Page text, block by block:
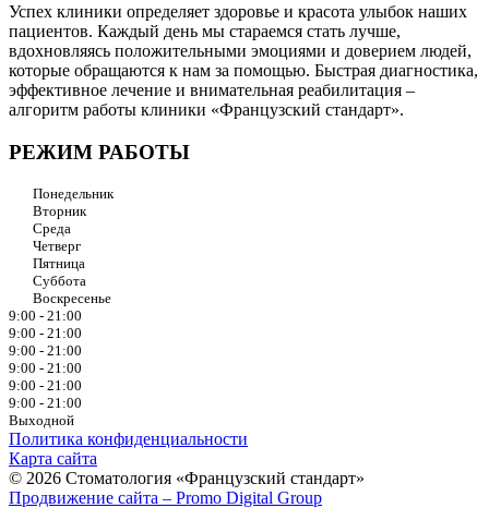
Успех клиники определяет здоровье и красота улыбок наших
пациентов. Каждый день мы стараемся стать лучше,
вдохновляясь положительными эмоциями и доверием людей,
которые обращаются к нам за помощью. Быстрая диагностика,
эффективное лечение и внимательная реабилитация –
алгоритм работы клиники «Французский стандарт».
РЕЖИМ РАБОТЫ
Понедельник
Вторник
Среда
Четверг
Пятница
Суббота
Воскресенье
9:00 - 21:00
9:00 - 21:00
9:00 - 21:00
9:00 - 21:00
9:00 - 21:00
9:00 - 21:00
Выходной
Политика конфиденциальности
Карта сайта
© 2026 Стоматология «Французский стандарт»
Продвижение сайта – Promo Digital Group